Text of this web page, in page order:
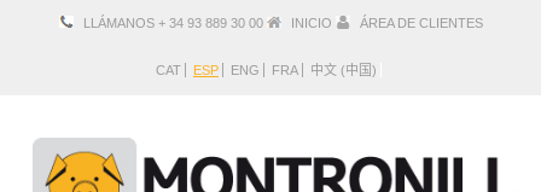
LLÁMANOS + 34 93 889 30 00 INICIO ÁREA DE CLIENTES
CAT ESP ENG FRA 中文 (中国)